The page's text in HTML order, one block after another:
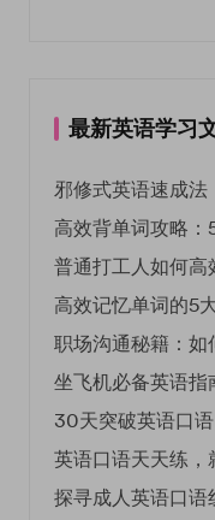
最新英语学习
邪修式英语速成法
高效背单词攻略：
高效记忆单词的5
坐飞机必备英语
30天突破英语口
英语口语天天练，